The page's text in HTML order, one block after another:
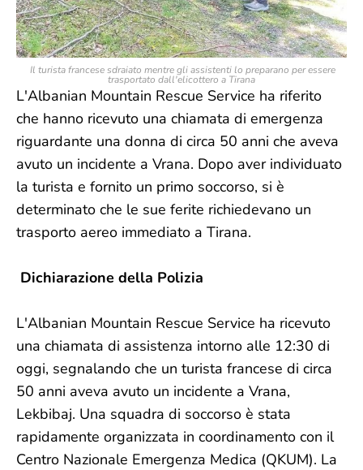
Il turista francese sdraiato mentre gli assistenti lo preparano per essere
trasportato dall'elicottero a Tirana
L'Albanian Mountain Rescue Service ha riferito
che hanno ricevuto una chiamata di emergenza
riguardante una donna di circa 50 anni che aveva
avuto un incidente a Vrana. Dopo aver individuato
la turista e fornito un primo soccorso, si è
determinato che le sue ferite richiedevano un
trasporto aereo immediato a Tirana.
Dichiarazione della Polizia
L'Albanian Mountain Rescue Service ha ricevuto
una chiamata di assistenza intorno alle 12:30 di
oggi, segnalando che un turista francese di circa
50 anni aveva avuto un incidente a Vrana,
Lekbibaj. Una squadra di soccorso è stata
rapidamente organizzata in coordinamento con il
Centro Nazionale Emergenza Medica (QKUM). La